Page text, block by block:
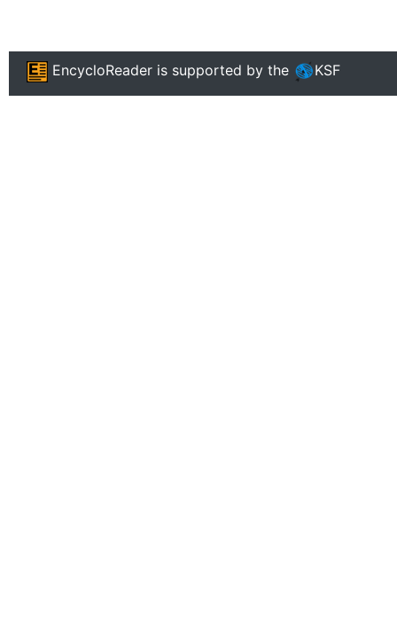
EncycloReader is supported by the KSF